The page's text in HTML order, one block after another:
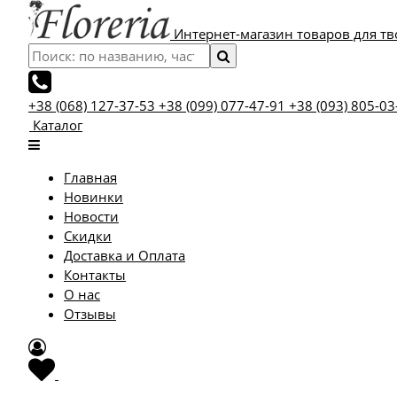
Интернет-магазин товаров для
+38 (068) 127-37-53 +38 (099) 077-47-91 +38 (093) 805-
Каталог
Главная
Новинки
Новости
Скидки
Доставка и Оплата
Контакты
О нас
Отзывы